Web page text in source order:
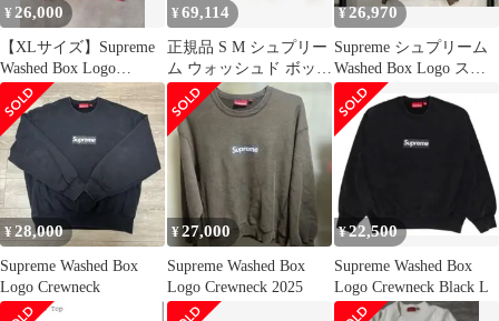
¥ 26,000
【XLサイズ】Supreme
Washed Box Logo
Crewneck
¥69,114
正規品 S M シュプリー
ム ウォッシュド ボック
ス ロゴ クルーネック
白 25SS レッド ボック
スロゴ
¥26,970
Supreme シュプリーム
Washed Box Logo スウ
ェット サイズXXL 茶
ブラウン メンズ ウォッ
シュド加工 裏起毛 クル
ーネック
¥28,000
Supreme Washed Box
Logo Crewneck
¥27,000
Supreme Washed Box
Logo Crewneck 2025
¥22,500
Supreme Washed Box
Logo Crewneck Black L